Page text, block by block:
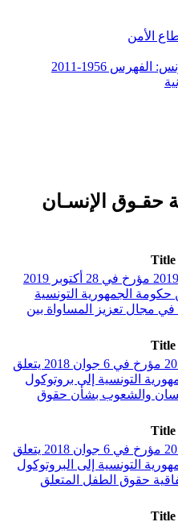
الأمن
1956-2011
Title
أمر حكومي عدد 966 لسنة 2019 مؤرخ في 28 أكتوبر 2019
حكومة الجمهورية التونسية
مجال تعزيز المساواة بين
Title
أمر رئاسي عدد 61 لسنة 2018 مؤرخ في 6 جوان 2018 يتعلق
التونسية إلى بروتوكول
والشعوب بشأن حقوق
Title
أمر رئاسي عدد 62 لسنة 2018 مؤرخ في 6 جوان 2018 يتعلق
التونسية إلى البروتوكول
حقوق الطفل المتعلق
Title